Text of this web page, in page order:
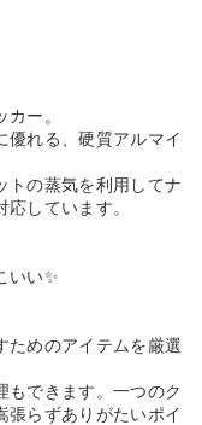
ー。
優れる、硬質アルマイ
トの蒸気を利用してナ
しています。
いい✨
ためのアイテムを厳選
もできます。一つのク
張らずありがたいポイ